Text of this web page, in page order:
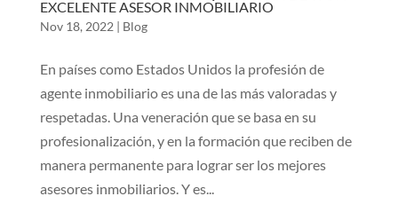
EXCELENTE ASESOR INMOBILIARIO
Nov 18, 2022 | Blog
En países como Estados Unidos la profesión de
agente inmobiliario es una de las más valoradas y
respetadas. Una veneración que se basa en su
profesionalización, y en la formación que reciben de
manera permanente para lograr ser los mejores
asesores inmobiliarios. Y es...